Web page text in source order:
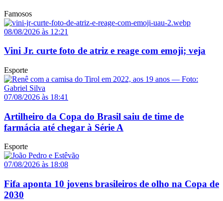
Famosos
08/08/2026 às 12:21
Vini Jr. curte foto de atriz e reage com emoji; veja
Esporte
07/08/2026 às 18:41
Artilheiro da Copa do Brasil saiu de time de
farmácia até chegar à Série A
Esporte
07/08/2026 às 18:08
Fifa aponta 10 jovens brasileiros de olho na Copa de
2030